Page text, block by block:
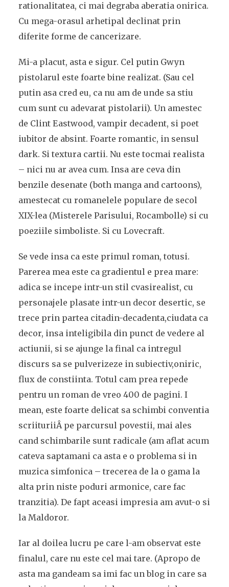
rationalitatea, ci mai degraba aberatia onirica.
Cu mega-orasul arhetipal declinat prin
diferite forme de cancerizare.
Mi-a placut, asta e sigur. Cel putin Gwyn
pistolarul este foarte bine realizat. (Sau cel
putin asa cred eu, ca nu am de unde sa stiu
cum sunt cu adevarat pistolarii). Un amestec
de Clint Eastwood, vampir decadent, si poet
iubitor de absint. Foarte romantic, in sensul
dark. Si textura cartii. Nu este tocmai realista
– nici nu ar avea cum. Insa are ceva din
benzile desenate (both manga and cartoons),
amestecat cu romanelele populare de secol
XIX-lea (Misterele Parisului, Rocambolle) si cu
poeziile simboliste. Si cu Lovecraft.
Se vede insa ca este primul roman, totusi.
Parerea mea este ca gradientul e prea mare:
adica se incepe intr-un stil cvasirealist, cu
personajele plasate intr-un decor desertic, se
trece prin partea citadin-decadenta,ciudata ca
decor, insa inteligibila din punct de vedere al
actiunii, si se ajunge la final ca intregul
discurs sa se pulverizeze in subiectiv,oniric,
flux de constiinta. Totul cam prea repede
pentru un roman de vreo 400 de pagini. I
mean, este foarte delicat sa schimbi conventia
scriituriiÂ pe parcursul povestii, mai ales
cand schimbarile sunt radicale (am aflat acum
cateva saptamani ca asta e o problema si in
muzica simfonica – trecerea de la o gama la
alta prin niste poduri armonice, care fac
tranzitia). De fapt aceasi impresia am avut-o si
la Maldoror.
Iar al doilea lucru pe care l-am observat este
finalul, care nu este cel mai tare. (Apropo de
asta ma gandeam sa imi fac un blog in care sa